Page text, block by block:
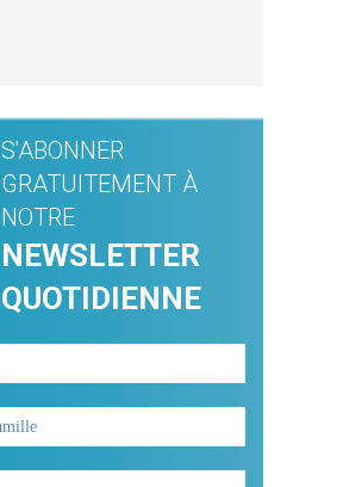
S'ABONNER
GRATUITEMENT À
NOTRE
NEWSLETTER
QUOTIDIENNE